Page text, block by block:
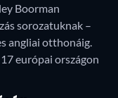
Boorman
sorozatuknak –
angliai otthonáig.
európai országon